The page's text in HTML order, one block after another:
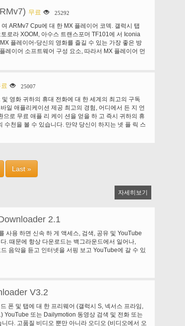
무료 25292
ARMv7 Cpu에 대 한 MX 플레이어 코덱. 갤럭시 탭
로라 XOOM, 아수스 트랜스포머 TF101에 서 Iconia
플레이어-당신의 영화를 즐길 수 있는 가장 좋은 방
레이어 소프트웨어 구성 요소, 따라서 MX 플레이어 먼
25007
영화 귀하의 휴대 전화에 대 한 세계의 최고의 구독
일 애플리케이션 제공 최고의 경험, 어디에서 든 지 언
으로 무료 애플 리 케이 션을 얻을 하 고 즉시 귀하의 휴
수천을 볼 수 있습니다. 만약 당신이 하지는 넷 플 릭 스
Last »
자세히보기
2.1
사용 하면 신속 하 게 액세스, 검색, 공유 및 YouTube
. 때문에 항상 다운로드는 백그라운드에서 일어나,
음악을 듣고 인터넷을 서핑 보고 YouTube에 갈 수 있
V3.2
폰 및 탭에 대 한 프리웨어 (갤럭시 S, 넥서스 프라임,
YouTube 또는 Dailymotion 동영상 검색 및 전화 또는
다. 고품질 비디오 뿐만 아니라 오디오 (비디오에서 오